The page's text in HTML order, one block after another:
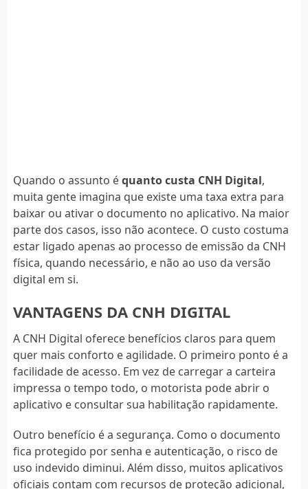
Quando o assunto équanto custa CNH Digital,
muita gente imagina que existe uma taxa extra para
baixar ou ativar o documento no aplicativo. Na maior
parte dos casos, isso não acontece. O custo costuma
estar ligado apenas ao processo de emissão da CNH
física, quando necessário, e não ao uso da versão
digital em si.
VANTAGENS DA CNH DIGITAL
A CNH Digital oferece benefícios claros para quem
quer mais conforto e agilidade. O primeiro ponto é a
facilidade de acesso. Em vez de carregar a carteira
impressa o tempo todo, o motorista pode abrir o
aplicativo e consultar sua habilitação rapidamente.
Outro benefício é a segurança. Como o documento
fica protegido por senha e autenticação, o risco de
uso indevido diminui. Além disso, muitos aplicativos
oficiais contam com recursos de proteção adicional,